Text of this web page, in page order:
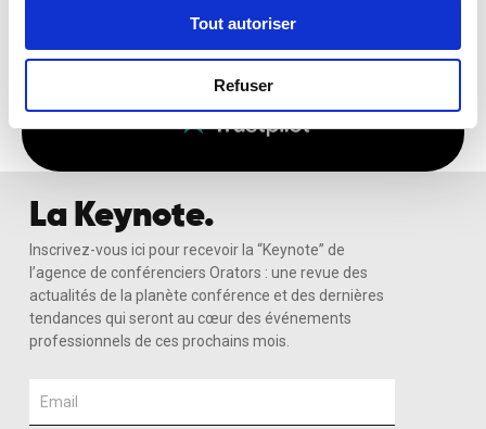
Tout autoriser
Refuser
Recevoir Ma Sélection Sur-Mesure
La Keynote.
Inscrivez-vous ici pour recevoir la “Keynote” de
l’agence de conférenciers Orators : une revue des
actualités de la planète conférence et des dernières
tendances qui seront au cœur des événements
professionnels de ces prochains mois.